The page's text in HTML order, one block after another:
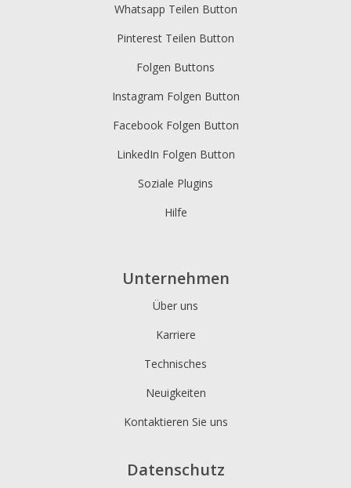
Whatsapp Teilen Button
Pinterest Teilen Button
Folgen Buttons
Instagram Folgen Button
Facebook Folgen Button
LinkedIn Folgen Button
Soziale Plugins
Hilfe
Unternehmen
Über uns
Karriere
Technisches
Neuigkeiten
Kontaktieren Sie uns
Datenschutz